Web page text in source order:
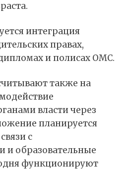
интеграция
правах,
и полисах ОМС.
также на
власти через
планируется
с
и образовательные
функционируют